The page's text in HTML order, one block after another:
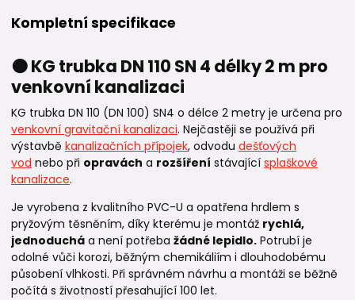
Kompletní specifikace
🟠 KG trubka DN 110 SN 4 délky 2 m pro
venkovní kanalizaci
KG trubka DN 110 (DN 100) SN4 o délce 2 metry je určena pro
venkovní gravitační kanalizaci. Nejčastěji se používá při
výstavbě kanalizačních přípojek, odvodu dešťových
vod nebo při opravách a rozšíření stávající splaškové
kanalizace.
Je vyrobena z kvalitního PVC-U a opatřena hrdlem s
pryžovým těsněním, díky kterému je montáž rychlá,
jednoduchá a není potřeba žádné lepidlo. Potrubí je
odolné vůči korozi, běžným chemikáliím i dlouhodobému
působení vlhkosti. Při správném návrhu a montáži se běžně
počítá s životností přesahující 100 let.